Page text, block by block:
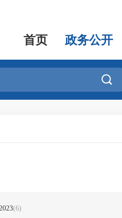
首页 政务公开

(6)